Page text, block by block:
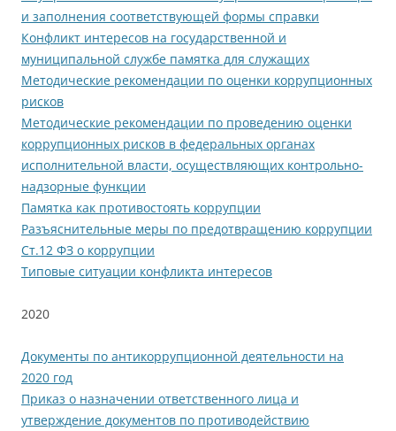
и заполнения соответствующей формы справки
Конфликт интересов на государственной и
муниципальной службе памятка для служащих
Методические рекомендации по оценки коррупционных
рисков
Методические рекомендации по проведению оценки
коррупционных рисков в федеральных органах
исполнительной власти, осуществляющих контрольно-
надзорные функции
Памятка как противостоять коррупции
Разъяснительные меры по предотвращению коррупции
Ст.12 ФЗ о коррупции
Типовые ситуации конфликта интересов
2020
Документы по антикоррупционной деятельности на
2020 год
Приказ о назначении ответственного лица и
утверждение документов по противодействию